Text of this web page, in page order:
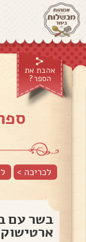
אהבת את
הספר?
לכריכה >
בשר עם